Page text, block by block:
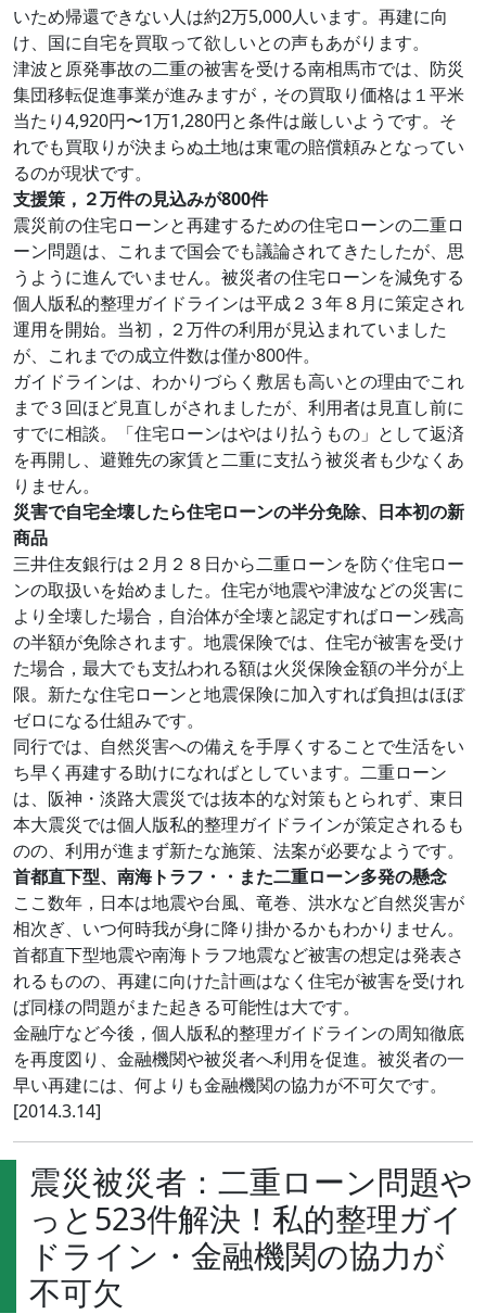
いため帰還できない人は約2万5,000人います。再建に向
け、国に自宅を買取って欲しいとの声もあがります。
津波と原発事故の二重の被害を受ける南相馬市では、防災
集団移転促進事業が進みますが，その買取り価格は１平米
当たり4,920円〜1万1,280円と条件は厳しいようです。そ
れでも買取りが決まらぬ土地は東電の賠償頼みとなってい
るのが現状です。
支援策，２万件の見込みが800件
震災前の住宅ローンと再建するための住宅ローンの二重ロ
ーン問題は、これまで国会でも議論されてきたしたが、思
うように進んでいません。被災者の住宅ローンを減免する
個人版私的整理ガイドラインは平成２３年８月に策定され
運用を開始。当初，２万件の利用が見込まれていました
が、これまでの成立件数は僅か800件。
ガイドラインは、わかりづらく敷居も高いとの理由でこれ
まで３回ほど見直しがされましたが、利用者は見直し前に
すでに相談。「住宅ローンはやはり払うもの」として返済
を再開し、避難先の家賃と二重に支払う被災者も少なくあ
りません。
災害で自宅全壊したら住宅ローンの半分免除、日本初の新
商品
三井住友銀行は２月２８日から二重ローンを防ぐ住宅ロー
ンの取扱いを始めました。住宅が地震や津波などの災害に
より全壊した場合，自治体が全壊と認定すればローン残高
の半額が免除されます。地震保険では、住宅が被害を受け
た場合，最大でも支払われる額は火災保険金額の半分が上
限。新たな住宅ローンと地震保険に加入すれば負担はほぼ
ゼロになる仕組みです。
同行では、自然災害への備えを手厚くすることで生活をい
ち早く再建する助けになればとしています。二重ローン
は、阪神・淡路大震災では抜本的な対策もとられず、東日
本大震災では個人版私的整理ガイドラインが策定されるも
のの、利用が進まず新たな施策、法案が必要なようです。
首都直下型、南海トラフ・・また二重ローン多発の懸念
ここ数年，日本は地震や台風、竜巻、洪水など自然災害が
相次ぎ、いつ何時我が身に降り掛かるかもわかりません。
首都直下型地震や南海トラフ地震など被害の想定は発表さ
れるものの、再建に向けた計画はなく住宅が被害を受けれ
ば同様の問題がまた起きる可能性は大です。
金融庁など今後，個人版私的整理ガイドラインの周知徹底
を再度図り、金融機関や被災者へ利用を促進。被災者の一
早い再建には、何よりも金融機関の協力が不可欠です。
[2014.3.14]
震災被災者：二重ローン問題や
っと523件解決！私的整理ガイ
ドライン・金融機関の協力が
不可欠